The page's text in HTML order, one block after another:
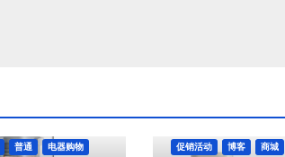
普通 电器购物 促销活动 博客 商城